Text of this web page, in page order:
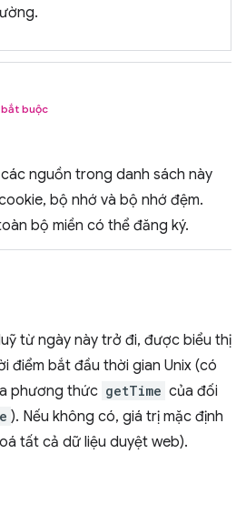
buộc
nguồn trong danh sách này
bộ nhớ và bộ nhớ đệm.
bộ miền có thể đăng ký.
từ ngày này trở đi, được biểu thị
điểm bắt đầu thời gian Unix (có
phương thức getTime của đối
). Nếu không có, giá trị mặc định
tất cả dữ liệu duyệt web).